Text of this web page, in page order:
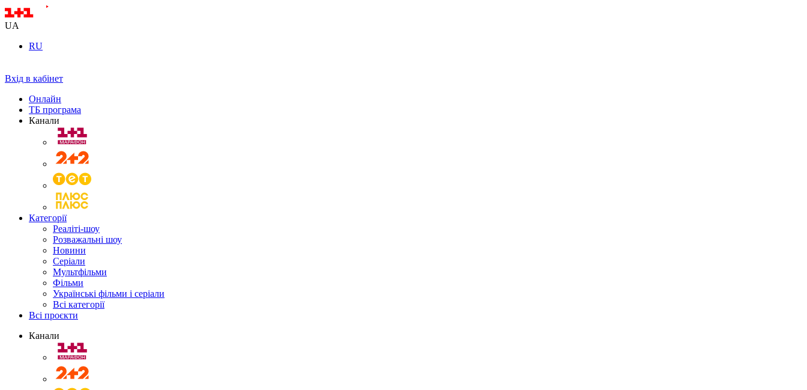
UA
RU
Вхід в кабінет
Онлайн
ТБ програма
Канали
Категорії
Реаліті-шоу
Розважальні шоу
Новини
Серіали
Мультфільми
Фільми
Українські фільми і серіали
Всі категорії
Всі проєкти
Канали